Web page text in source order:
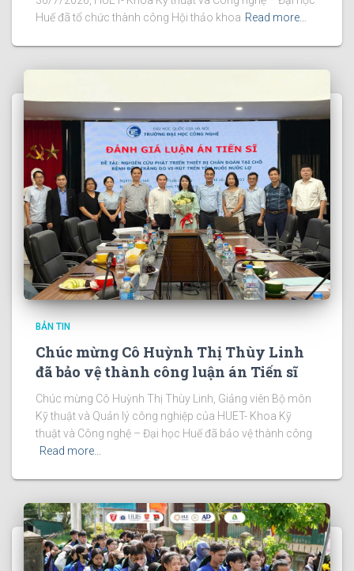
Huế đã tổ chức thành công Hội thảo khoa Read more…
BẢN TIN
Chúc mừng Cô Huỳnh Thị Thùy Linh
đã bảo vệ thành công luận án Tiến sĩ
Chúc mừng Cô Huỳnh Thị Thùy Linh, Giảng viên Bộ môn
Kỹ thuật và Quản lý công nghiệp của HUET- Khoa Kỹ
thuật và Công nghệ – Đại học Huế đã bảo vệ thành công
Read more…